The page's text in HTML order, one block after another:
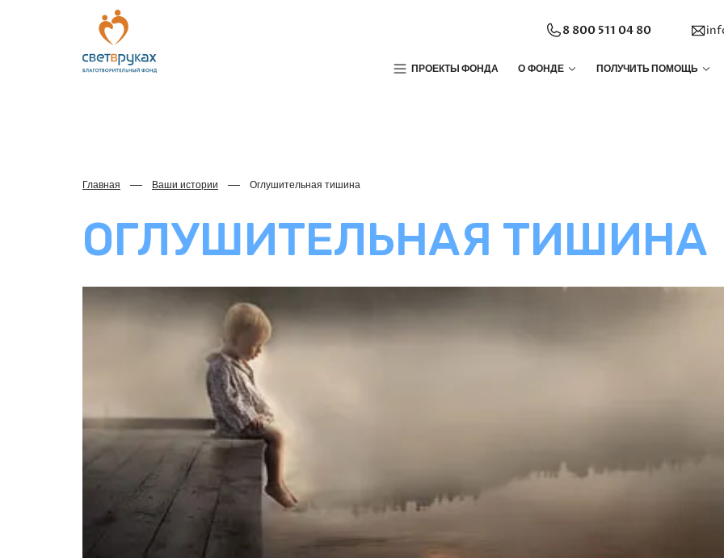
8 800 511 04 80
ПРОЕКТЫ ФОНДА О ФОНДЕ ПОЛУЧИТЬ ПОМОЩЬ
Главная Ваши истории Оглушительная тишина
ОГЛУШИТЕЛЬНАЯ ТИШИНА